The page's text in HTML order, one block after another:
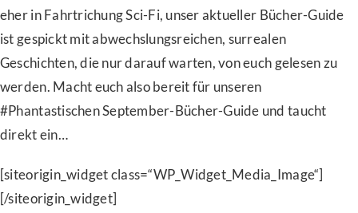
eher in Fahrtrichung Sci-Fi, unser aktueller Bücher-Guide
ist gespickt mit abwechslungsreichen, surrealen
Geschichten, die nur darauf warten, von euch gelesen zu
werden. Macht euch also bereit für unseren
#Phantastischen September-Bücher-Guide und taucht
direkt ein…
[siteorigin_widget class=“WP_Widget_Media_Image“]
[/siteorigin_widget]